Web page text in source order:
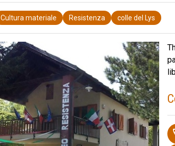
Cultura materiale Resistenza colle del Lys